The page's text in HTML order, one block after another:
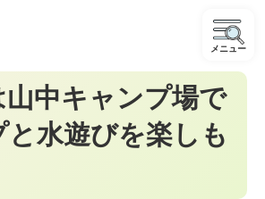
メニュー
山中キャンプ場で
と水遊びを楽しも